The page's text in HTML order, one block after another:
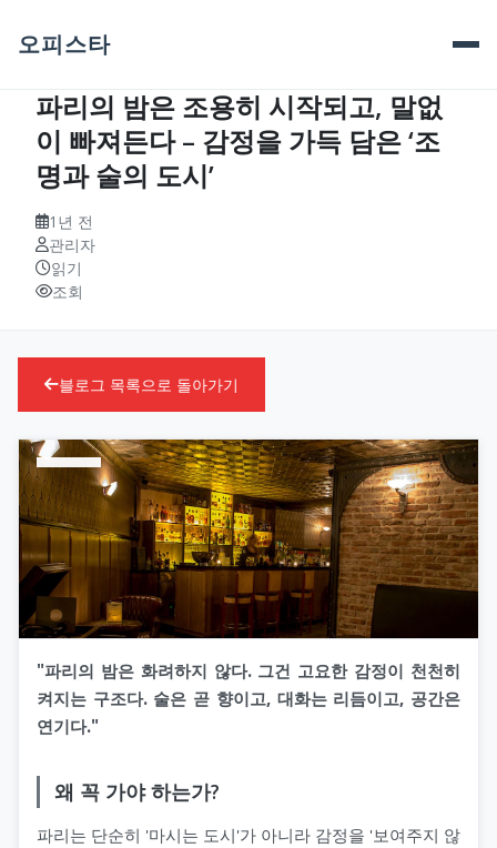
오피스타
파리의 밤은 조용히 시작되고, 말없
이 빠져든다 – 감정을 가득 담은 ‘조
명과 술의 도시’
1년 전
관리자
읽기
조회
블로그 목록으로 돌아가기
"파리의 밤은 화려하지 않다. 그건 고요한 감정이 천천히
켜지는 구조다. 술은 곧 향이고, 대화는 리듬이고, 공간은
연기다."
왜 꼭 가야 하는가?
파리는 단순히 '마시는 도시'가 아니라 감정을 '보여주지 않